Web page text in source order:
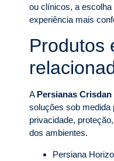
ou clínicos, a
experiência mais
Produtos
A Persianas Crisdan
soluções sob medida
privacidade,
dos ambientes.
Persiana